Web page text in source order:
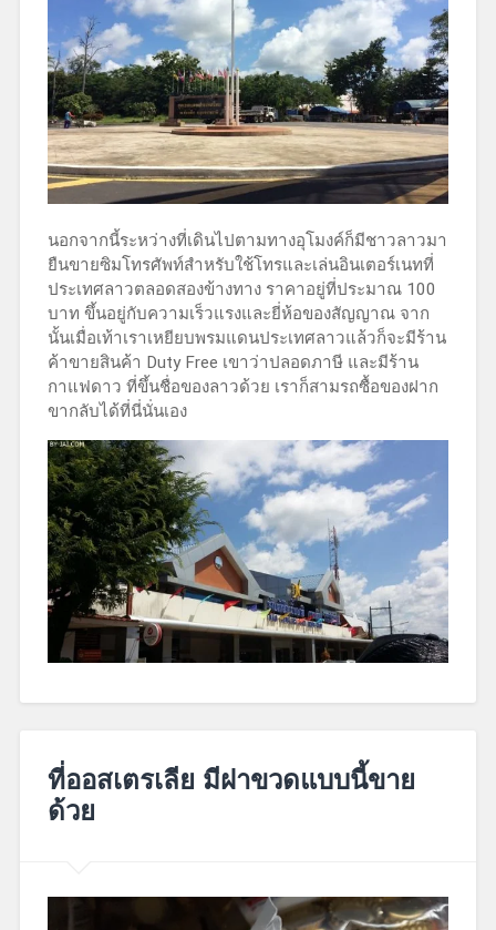
นอกจากนี้ระหว่างที่เดินไปตามทางอุโมงค์ก็มีชาวลาวมา
ยืนขายซิมโทรศัพท์สำหรับใช้โทรและเล่นอินเตอร์เนทที่
ประเทศลาวตลอดสองข้างทาง ราคาอยู่ที่ประมาณ 100
บาท ขึ้นอยู่กับความเร็วแรงและยี่ห้อของสัญญาณ จาก
นั้นเมื่อเท้าเราเหยียบพรมแดนประเทศลาวแล้วก็จะมีร้าน
ค้าขายสินค้า Duty Free เขาว่าปลอดภาษี และมีร้าน
กาแฟดาว ที่ขึ้นชื่อของลาวด้วย เราก็สามรถซื้อของฝาก
ขากลับได้ที่นี่นั่นเอง
20,
2019
ที่ออสเตรเลีย มีฝาขวดแบบนี้ขาย
ด้วย